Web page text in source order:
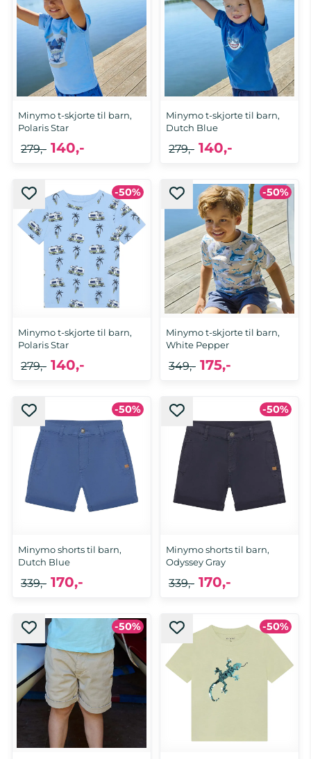
Minymo t-skjorte til barn,
Polaris Star
140,-
279,-
Minymo t-skjorte til barn,
Dutch Blue
140,-
279,-
-50%
Minymo t-skjorte til barn,
Polaris Star
140,-
279,-
-50%
Minymo t-skjorte til barn,
White Pepper
175,-
349,-
-50%
Minymo shorts til barn,
Dutch Blue
170,-
339,-
-50%
Minymo shorts til barn,
Odyssey Gray
170,-
339,-
-50% -50%